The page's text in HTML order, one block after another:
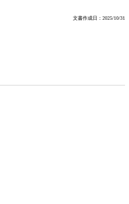
文書作成日：2025/10/31